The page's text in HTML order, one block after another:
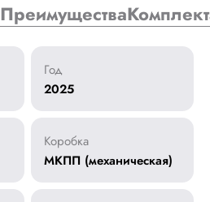
Преимущества
Год
2025
Коробка
МКПП (механическая)